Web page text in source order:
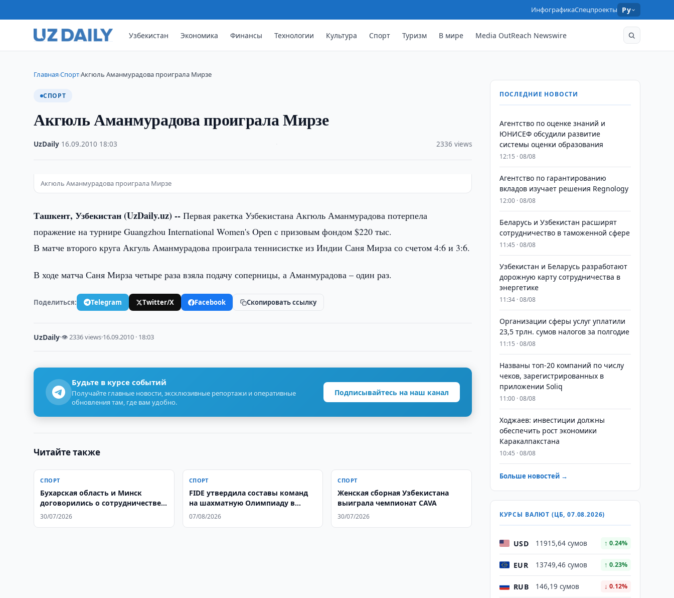
ИнфографикаСпецпроекты Ру
Узбекистан Экономика Финансы Технологии Культура Спорт Туризм В мире Media OutReach Newswire
Главная›Спорт›Акгюль Аманмурадова проиграла Мирзе
СПОРТ
Акгюль Аманмурадова проиграла Мирзе
UzDaily 16.09.2010 18:03 2336 views
Акгюль Аманмурадова проиграла Мирзе
Ташкент, Узбекистан (UzDaily.uz) -- Первая ракетка Узбекистана Акгюль Аманмурадова потерпела
поражение на турнире Guangzhou International Women's Open c призовым фондом $220 тыс.
В матче второго круга Акгуль Аманмурадова проиграла теннисистке из Индии Саня Мирза со счетом 4:6 и 3:6.
В ходе матча Саня Мирза четыре раза взяла подачу соперницы, а Аманмурадова – один раз.
Поделиться: Telegram Twitter/X Facebook Скопировать ссылку
UzDaily·👁 2336 views·16.09.2010 · 18:03
Будьте в курсе событий
Получайте главные новости, эксклюзивные репортажи и оперативные
обновления там, где вам удобно.
Подписывайтесь на наш канал
Читайте также
СПОРТ
Бухарская область и Минск
договорились о сотрудничестве в
спорте
30/07/2026
СПОРТ
FIDE утвердила составы команд
на шахматную Олимпиаду в
Самарканде
07/08/2026
СПОРТ
Женская сборная Узбекистана
выиграла чемпионат CAVA
30/07/2026
ПОСЛЕДНИЕ НОВОСТИ
Агентство по оценке знаний и
ЮНИСЕФ обсудили развитие
системы оценки образования
12:15 · 08/08
Агентство по гарантированию
вкладов изучает решения Regnology
12:00 · 08/08
Беларусь и Узбекистан расширят
сотрудничество в таможенной сфере
11:45 · 08/08
Узбекистан и Беларусь разработают
дорожную карту сотрудничества в
энергетике
11:34 · 08/08
Организации сферы услуг уплатили
23,5 трлн. сумов налогов за полгодие
11:15 · 08/08
Названы топ-20 компаний по числу
чеков, зарегистрированных в
приложении Soliq
11:00 · 08/08
Ходжаев: инвестиции должны
обеспечить рост экономики
Каракалпакстана
10:45 · 08/08
Больше новостей →
КУРСЫ ВАЛЮТ (ЦБ, 07.08.2026)
USD 11915,64 сумов ↑ 0.24%
EUR 13749,46 сумов ↑ 0.23%
RUB 146,19 сумов ↓ 0.12%